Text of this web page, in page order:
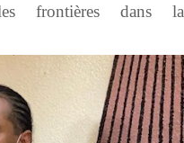
frontières dans la